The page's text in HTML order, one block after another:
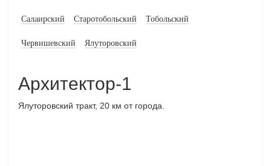
Салаирский Старотобольский Тобольский
Червишевский Ялуторовский
Архитектор-1
Ялуторовский тракт, 20 км от города.